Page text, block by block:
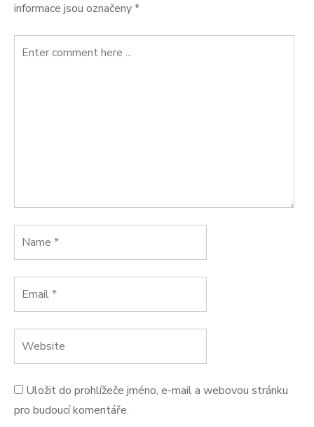
informace jsou označeny*
Uložit do prohlížeče jméno, e-mail a webovou stránku
pro budoucí komentáře.